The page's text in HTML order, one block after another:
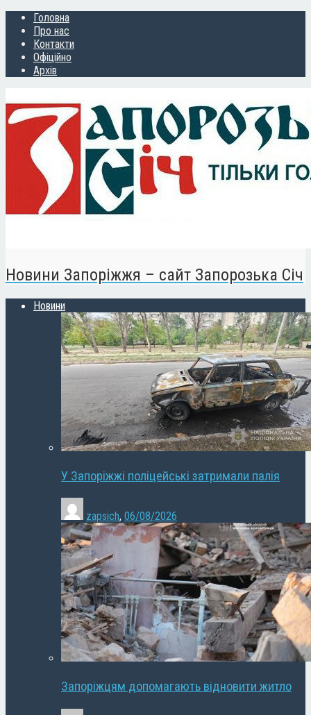
Головна
Про нас
Контакти
Офіційно
Архів
Новини Запоріжжя – сайт Запорозька Січ
Новини
У Запоріжжі поліцейські затримали палія
zapsich, 06/08/2026
Запоріжцям допомагають відновити житло